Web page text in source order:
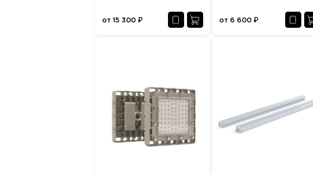
от 15 300 ₽ от 6 600 ₽